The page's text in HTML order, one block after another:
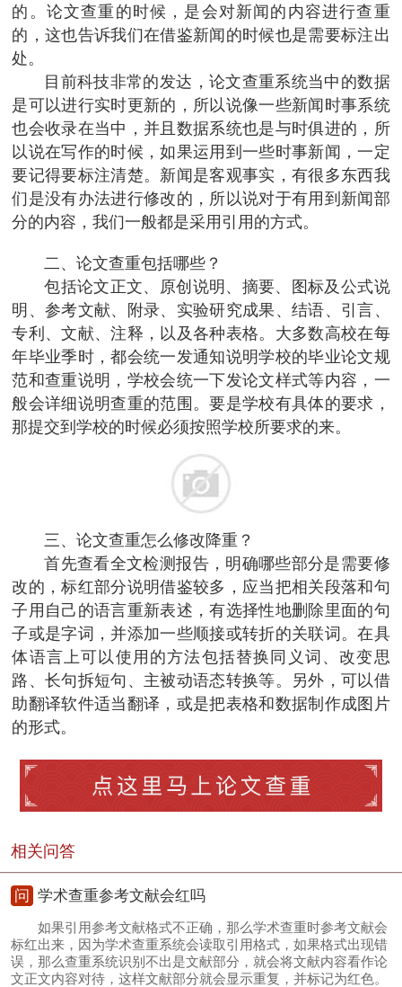
的。论文查重的时候，是会对新闻的内容进行查重
的，这也告诉我们在借鉴新闻的时候也是需要标注出
处。
目前科技非常的发达，论文查重系统当中的数据
是可以进行实时更新的，所以说像一些新闻时事系统
也会收录在当中，并且数据系统也是与时俱进的，所
以说在写作的时候，如果运用到一些时事新闻，一定
要记得要标注清楚。新闻是客观事实，有很多东西我
们是没有办法进行修改的，所以说对于有用到新闻部
分的内容，我们一般都是采用引用的方式。
二、论文查重包括哪些？
包括论文正文、原创说明、摘要、图标及公式说
明、参考文献、附录、实验研究成果、结语、引言、
专利、文献、注释，以及各种表格。大多数高校在每
年毕业季时，都会统一发通知说明学校的毕业论文规
范和查重说明，学校会统一下发论文样式等内容，一
般会详细说明查重的范围。要是学校有具体的要求，
那提交到学校的时候必须按照学校所要求的来。
三、论文查重怎么修改降重？
首先查看全文检测报告，明确哪些部分是需要修
改的，标红部分说明借鉴较多，应当把相关段落和句
子用自己的语言重新表述，有选择性地删除里面的句
子或是字词，并添加一些顺接或转折的关联词。在具
体语言上可以使用的方法包括替换同义词、改变思
路、长句拆短句、主被动语态转换等。另外，可以借
助翻译软件适当翻译，或是把表格和数据制作成图片
的形式。
相关问答
问 学术查重参考文献会红吗
如果引用参考文献格式不正确，那么学术查重时参考文献会
标红出来，因为学术查重系统会读取引用格式，如果格式出现错
误，那么查重系统识别不出是文献部分，就会将文献内容看作论
文正文内容对待，这样文献部分就会显示重复，并标记为红色。